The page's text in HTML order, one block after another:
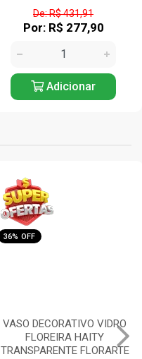
De: R$ 431,91
Por: R$ 277,90
Adicionar
36% OFF
VASO DECORATIVO VIDRO
FLOREIRA HAITY
TRANSPARENTE FLORARTE